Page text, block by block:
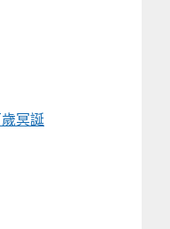
冥誕